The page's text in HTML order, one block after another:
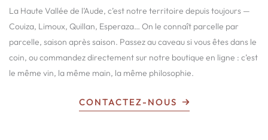
La Haute Vallée de l’Aude, c’est notre territoire depuis toujours —
Couiza, Limoux, Quillan, Esperaza… On le connaît parcelle par
parcelle, saison après saison. Passez au caveau si vous êtes dans le
coin, ou commandez directement sur notre boutique en ligne : c’est
le même vin, la même main, la même philosophie.
CONTACTEZ-NOUS